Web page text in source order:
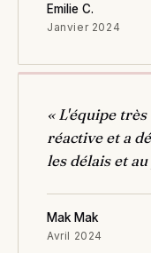
Emilie C.
Janvier 2024
« L'équipe
réactive et a
les délais et
Mak Mak
Avril 2024